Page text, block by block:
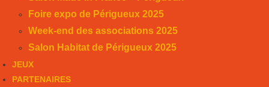
Foire expo de Périgueux 2025
Week-end des associations 2025
Salon Habitat de Périgueux 2025
JEUX
PARTENAIRES